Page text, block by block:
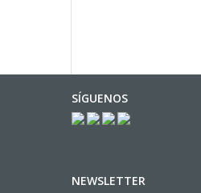
SÍGUENOS
NEWSLETTER